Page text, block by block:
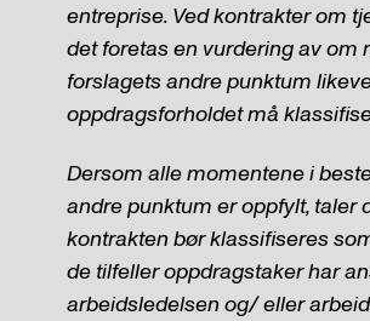
entreprise. Ved kontrakter om
det foretas en vurdering av om
forslagets andre punktum
oppdragsforholdet må
Dersom alle momentene i
andre punktum er oppfylt, taler
kontrakten bør klassifiseres
de tilfeller oppdragstaker har
arbeidsledelsen og/ eller